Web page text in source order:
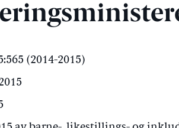
(2014-2015)